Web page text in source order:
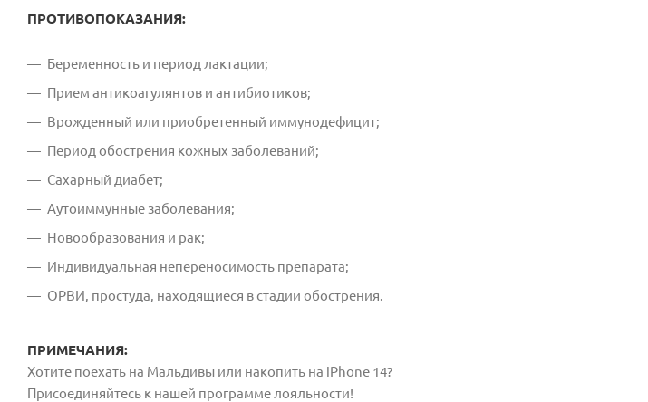
ПРОТИВОПОКАЗАНИЯ:
Беременность и период лактации;
Прием антикоагулянтов и антибиотиков;
Врожденный или приобретенный иммунодефицит;
Период обострения кожных заболеваний;
Сахарный диабет;
Аутоиммунные заболевания;
Новообразования и рак;
Индивидуальная непереносимость препарата;
ОРВИ, простуда, находящиеся в стадии обострения.
ПРИМЕЧАНИЯ:
Хотите поехать на Мальдивы или накопить на iPhone 14?
Присоединяйтесь к нашей программе лояльности!